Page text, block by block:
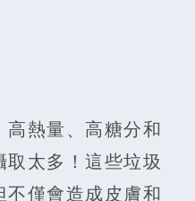
熱量、高糖分和
太多！這些垃圾
僅會造成皮膚和